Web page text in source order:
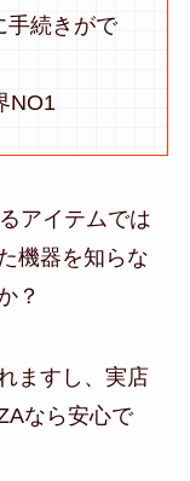
手続きがで
NO1
アイテムでは
機器を知らな
？
ますし、実店
なら安心で